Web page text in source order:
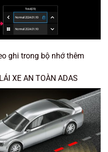
ghi trong bộ nhớ thêm
XE AN TOÀN ADAS